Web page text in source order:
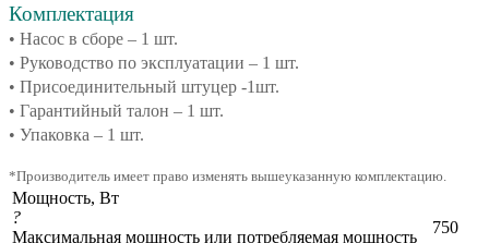
Комплектация
• Насос в сборе – 1 шт.
• Руководство по эксплуатации – 1 шт.
• Присоединительный штуцер -1шт.
• Гарантийный талон – 1 шт.
• Упаковка – 1 шт.
*Производитель имеет право изменять вышеуказанную комплектацию.
Мощность, Вт
?
Максимальная мощность или потребляемая мощность
750